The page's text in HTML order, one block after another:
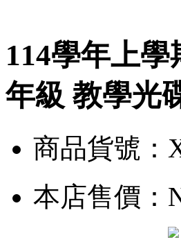
114學年上
年級 教學光
商品貨號：
本店售價：